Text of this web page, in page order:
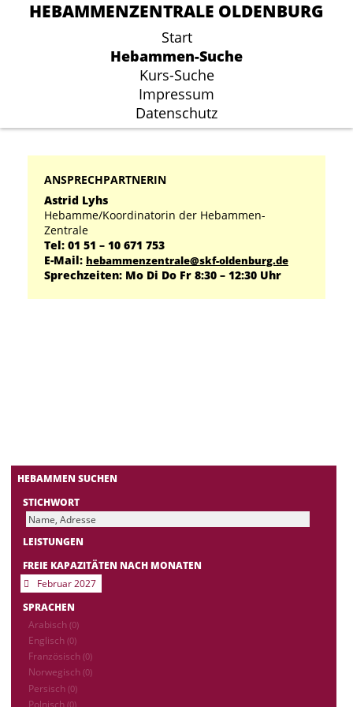
HEBAMMENZENTRALE OLDENBURG
Start
Hebammen-Suche
Kurs-Suche
Impressum
Datenschutz
HEBAMMENZENTRALE OLDENBURG
Start
Hebammen-Suche
Kurs-Suche
Impressum
Datenschutz
ANSPRECHPARTNERIN
Astrid Lyhs
Hebamme/Koordinatorin der Hebammen-
Zentrale
Tel: 01 51 – 10 671 753
E-Mail: hebammenzentrale@skf-oldenburg.de
Sprechzeiten: Mo Di Do Fr 8:30 – 12:30 Uhr
HEBAMMEN SUCHEN
STICHWORT
LEISTUNGEN
FREIE KAPAZITÄTEN NACH MONATEN
Februar 2027
SPRACHEN
Arabisch (0)
Englisch (0)
Französisch (0)
Norwegisch (0)
Persisch (0)
Polnisch (0)